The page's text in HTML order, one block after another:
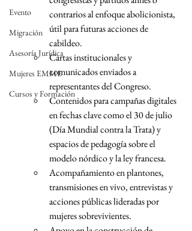
Evento
Migración
Asesoría Jurídica
Mujeres EMME
Cursos y Formación
contrarios al enfoque abolicionista,
útil para futuras acciones de
cabildeo.
Cartas institucionales y
comunicados enviados a
representantes del Congreso.
Contenidos para campañas digitales
en fechas clave como el 30 de julio
(Día Mundial contra la Trata) y
espacios de pedagogía sobre el
modelo nórdico y la ley francesa.
Acompañamiento en plantones,
transmisiones en vivo, entrevistas y
acciones públicas lideradas por
mujeres sobrevivientes.